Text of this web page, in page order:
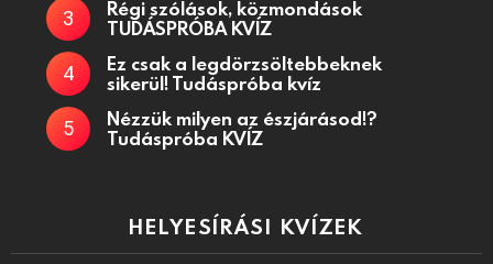
Régi szólások, közmondások
TUDÁSPRÓBA KVÍZ
Ez csak a legdörzsöltebbeknek
sikerül! Tudáspróba kvíz
Nézzük milyen az észjárásod!?
Tudáspróba KVÍZ
HELYESÍRÁSI KVÍZEK